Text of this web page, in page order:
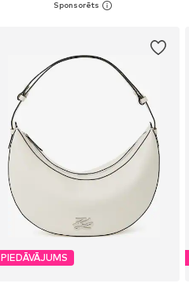
Pievienot grozam
PIEDĀVĀJUMS